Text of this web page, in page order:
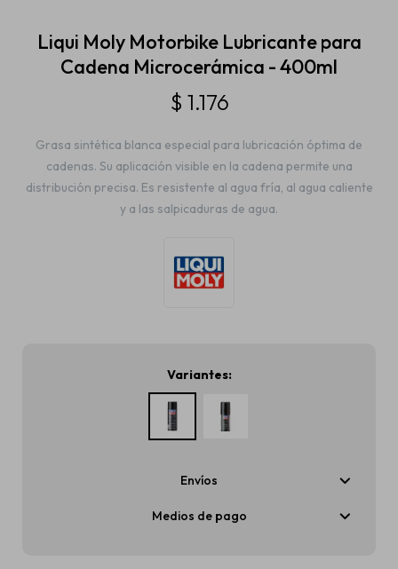
Liqui Moly Motorbike Lubricante para
Cadena Microcerámica - 400ml
$ 1.176
Grasa sintética blanca especial para lubricación óptima de
cadenas. Su aplicación visible en la cadena permite una
distribución precisa. Es resistente al agua fría, al agua caliente
y a las salpicaduras de agua.
Variantes:
Envíos
Medios de pago
Accesorios